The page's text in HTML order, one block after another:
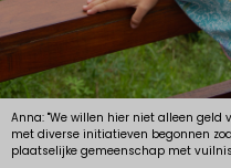
Anna: "We willen hier niet alleen geld
met diverse initiatieven begonnen
plaatselijke gemeenschap met